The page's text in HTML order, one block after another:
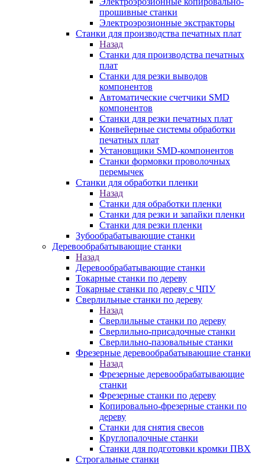
прошивные станки
Электроэрозионные экстракторы
Станки для производства печатных плат
Назад
Станки для производства печатных
плат
Станки для резки выводов
компонентов
Автоматические счетчики SMD
компонентов
Станки для резки печатных плат
Конвейерные системы обработки
печатных плат
Установщики SMD-компонентов
Станки формовки проволочных
перемычек
Станки для обработки пленки
Назад
Станки для обработки пленки
Станки для резки и запайки пленки
Станки для резки пленки
Зубообрабатывающие станки
Деревообрабатывающие станки
Назад
Деревообрабатывающие станки
Токарные станки по дереву
Токарные станки по дереву с ЧПУ
Сверлильные станки по дереву
Назад
Сверлильные станки по дереву
Сверлильно-присадочные станки
Сверлильно-пазовальные станки
Фрезерные деревообрабатывающие станки
Назад
Фрезерные деревообрабатывающие
станки
Фрезерные станки по дереву
Копировально-фрезерные станки по
дереву
Станки для снятия свесов
Круглопалочные станки
Станки для подготовки кромки ПВХ
Строгальные станки